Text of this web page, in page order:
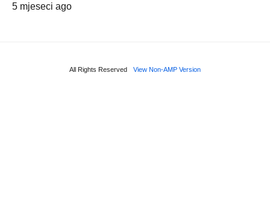
5 mjeseci ago
All Rights Reserved View Non-AMP Version